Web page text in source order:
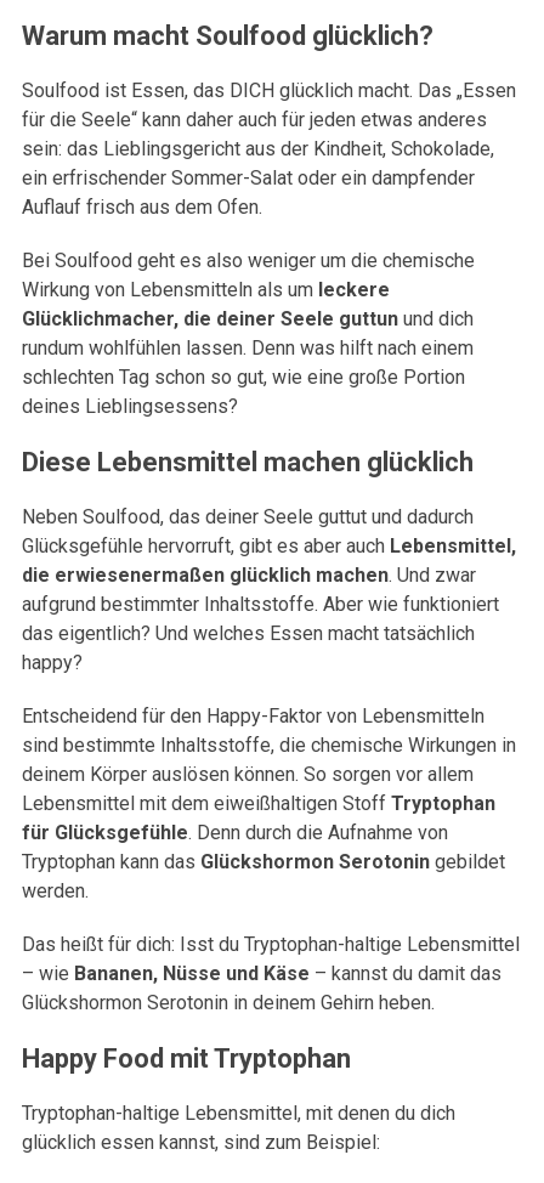
Warum macht Soulfood glücklich?
Soulfood ist Essen, das DICH glücklich macht. Das „Essen
für die Seele“ kann daher auch für jeden etwas anderes
sein: das Lieblingsgericht aus der Kindheit, Schokolade,
ein erfrischender Sommer-Salat oder ein dampfender
Auflauf frisch aus dem Ofen.
Bei Soulfood geht es also weniger um die chemische
Wirkung von Lebensmitteln als um leckere
Glücklichmacher, die deiner Seele guttunund dich
rundum wohlfühlen lassen. Denn was hilft nach einem
schlechten Tag schon so gut, wie eine große Portion
deines Lieblingsessens?
Diese Lebensmittel machen glücklich
Neben Soulfood, das deiner Seele guttut und dadurch
Glücksgefühle hervorruft, gibt es aber auch Lebensmittel,
die erwiesenermaßen glücklich machen. Und zwar
aufgrund bestimmter Inhaltsstoffe. Aber wie funktioniert
das eigentlich? Und welches Essen macht tatsächlich
happy?
Entscheidend für den Happy-Faktor von Lebensmitteln
sind bestimmte Inhaltsstoffe, die chemische Wirkungen in
deinem Körper auslösen können. So sorgen vor allem
Lebensmittel mit dem eiweißhaltigen Stoff Tryptophan
für Glücksgefühle. Denn durch die Aufnahme von
Tryptophan kann das Glückshormon Serotonin gebildet
werden.
Das heißt für dich: Isst du Tryptophan-haltige Lebensmittel
– wie Bananen, Nüsse und Käse – kannst du damit das
Glückshormon Serotonin in deinem Gehirn heben.
Happy Food mit Tryptophan
Tryptophan-haltige Lebensmittel, mit denen du dich
glücklich essen kannst, sind zum Beispiel: